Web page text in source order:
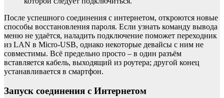
После успешного соединения с интернетом, откроются новые
способы восстановления пароля. Если узнать команду вывода
меню не удаётся, наладить подключение поможет переходник
из LAN в Micro-USB, однако некоторые девайсы с ним не
совместимы. Всё предельно просто – в один разъём
вставляется кабель, выходящий из роутера; другой конец
устанавливается в смартфон.
Запуск соединения с Интернетом